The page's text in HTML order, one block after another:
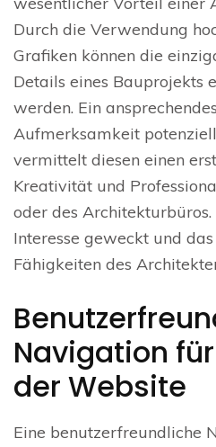
Durch die Verwendung
Grafiken können die
Details eines Bauprojekts
werden. Ein
Aufmerksamkeit
vermittelt diesen einen
Kreativität und
oder des
Interesse geweckt und
Fähigkeiten des
Navigation
der Website
Eine benutzerfreundliche